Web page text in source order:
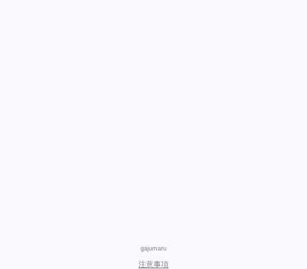
gajumaru
注意事項